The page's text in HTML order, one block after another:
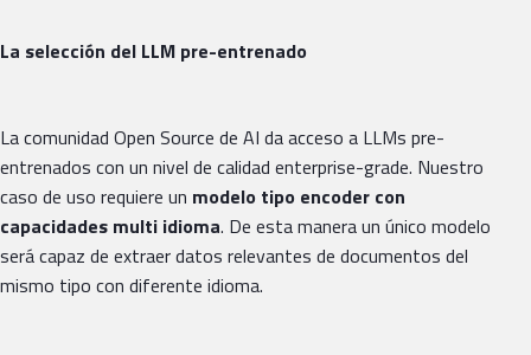
La selección del LLM pre-entrenado
La comunidad Open Source de AI da acceso a LLMs pre-
entrenados con un nivel de calidad enterprise-grade. Nuestro
caso de uso requiere un modelo tipo encoder con
capacidades multi idioma. De esta manera un único modelo
será capaz de extraer datos relevantes de documentos del
mismo tipo con diferente idioma.